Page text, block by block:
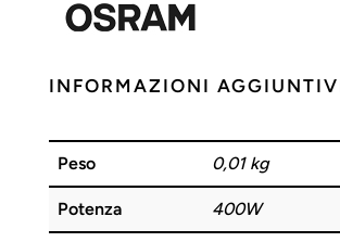
FC2
OSRAM
INFORMAZIONI
Peso 0,01 kg
Potenza 400W